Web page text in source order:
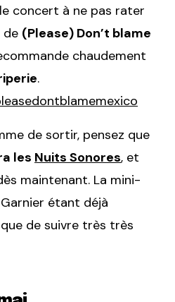
concert à ne pas rater
de (Please) Don’t blame
chaudement
.
de sortir, pensez que
les Nuits Sonores, et
maintenant. La mini-
étant déjà
de suivre très très